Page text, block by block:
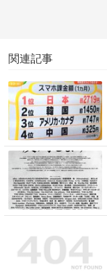
関連記事